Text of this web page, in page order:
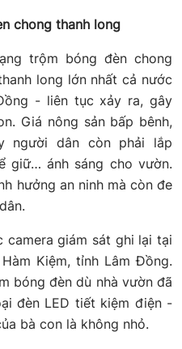
chong thanh long
trộm bóng đèn chong
long lớn nhất cả nước
- liên tục xảy ra, gây
Giá nông sản bấp bênh,
người dân còn phải lắp
giữ… ánh sáng cho vườn.
hưởng an ninh mà còn đe
camera giám sát ghi lại tại
Kiệm, tỉnh Lâm Đồng.
bóng đèn dù nhà vườn đã
đèn LED tiết kiệm điện -
bà con là không nhỏ.